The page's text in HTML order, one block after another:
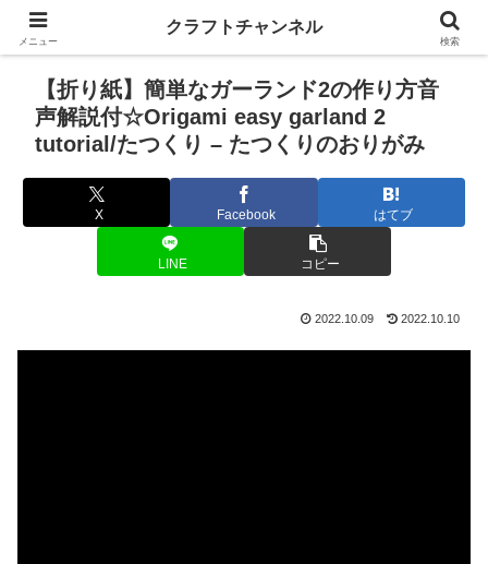
【折り紙】簡単なガーランド2の作り方音
声解説付☆Origami easy garland 2
tutorial/たつくり – たつくりのおりがみ
X Facebook はてブ
LINE コピー
2022.10.09 2022.10.10
メニュー
クラフトチャンネル
検索